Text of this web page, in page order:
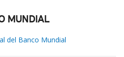
MUNDIAL
del Banco Mundial